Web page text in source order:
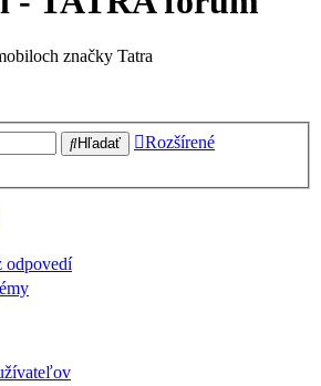
značky Tatra
Hľadať
Rozšírené
odpovedí